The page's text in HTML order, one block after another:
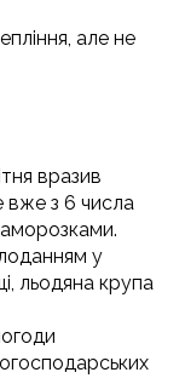
але не
вразив
вже з 6 числа
у
льодяна крупа